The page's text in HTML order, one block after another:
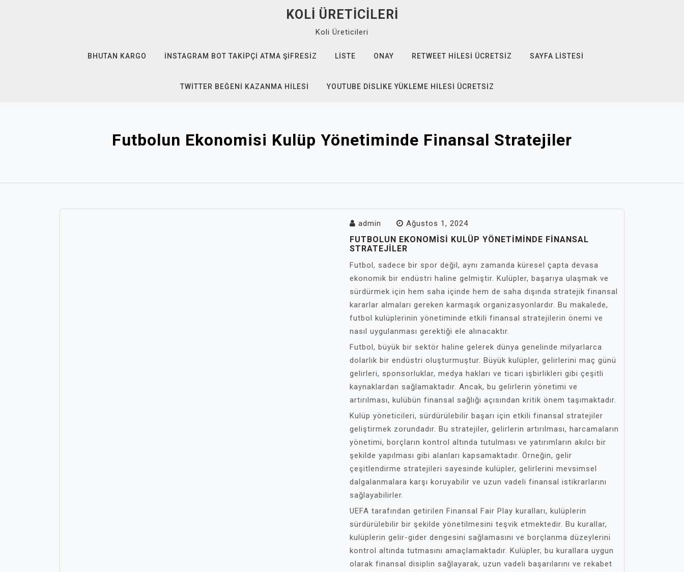
KOLI ÜRETICILERI
Koli Üreticileri
BHUTAN KARGO İNSTAGRAM BOT TAKIPÇI ATMA ŞIFRESIZ LISTE ONAY RETWEET HILESI ÜCRETSIZ SAYFA LISTESI
TWITTER BEĞENI KAZANMA HILESI YOUTUBE DISLIKE YÜKLEME HILESI ÜCRETSIZ
Futbolun Ekonomisi Kulüp Yönetiminde Finansal Stratejiler
admin Ağustos 1, 2024
FUTBOLUN EKONOMISI KULÜP YÖNETIMINDE FINANSAL
STRATEJILER
Futbol, sadece bir spor değil, aynı zamanda küresel çapta devasa
ekonomik bir endüstri haline gelmiştir. Kulüpler, başarıya ulaşmak ve
sürdürmek için hem saha içinde hem de saha dışında stratejik finansal
kararlar almaları gereken karmaşık organizasyonlardır. Bu makalede,
futbol kulüplerinin yönetiminde etkili finansal stratejilerin önemi ve
nasıl uygulanması gerektiği ele alınacaktır.
Futbol, büyük bir sektör haline gelerek dünya genelinde milyarlarca
dolarlık bir endüstri oluşturmuştur. Büyük kulüpler, gelirlerini maç günü
gelirleri, sponsorluklar, medya hakları ve ticari işbirlikleri gibi çeşitli
kaynaklardan sağlamaktadır. Ancak, bu gelirlerin yönetimi ve
artırılması, kulübün finansal sağlığı açısından kritik önem taşımaktadır.
Kulüp yöneticileri, sürdürülebilir başarı için etkili finansal stratejiler
geliştirmek zorundadır. Bu stratejiler, gelirlerin artırılması, harcamaların
yönetimi, borçların kontrol altında tutulması ve yatırımların akılcı bir
şekilde yapılması gibi alanları kapsamaktadır. Örneğin, gelir
çeşitlendirme stratejileri sayesinde kulüpler, gelirlerini mevsimsel
dalgalanmalara karşı koruyabilir ve uzun vadeli finansal istikrarlarını
sağlayabilirler.
UEFA tarafından getirilen Finansal Fair Play kuralları, kulüplerin
sürdürülebilir bir şekilde yönetilmesini teşvik etmektedir. Bu kurallar,
kulüplerin gelir-gider dengesini sağlamasını ve borçlanma düzeylerini
kontrol altında tutmasını amaçlamaktadır. Kulüpler, bu kurallara uygun
olarak finansal disiplin sağlayarak, uzun vadeli başarılarını ve rekabet